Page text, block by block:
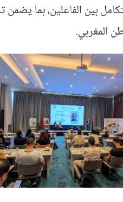
بين الفاعلين، بما
المغربي.